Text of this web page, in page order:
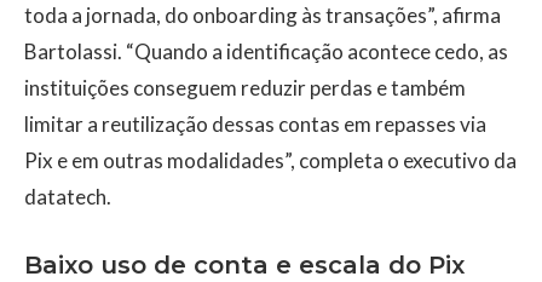
toda a jornada, do onboarding às transações”, afirma
Bartolassi. “Quando a identificação acontece cedo, as
instituições conseguem reduzir perdas e também
limitar a reutilização dessas contas em repasses via
Pix e em outras modalidades”, completa o executivo da
datatech.
Baixo uso de conta e escala do Pix